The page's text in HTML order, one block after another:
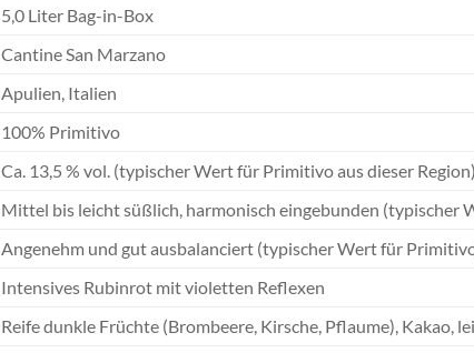
5,0 Liter Bag-in-Box
Cantine San Marzano
Apulien, Italien
100% Primitivo
Ca. 13,5 % vol. (typischer Wert für Primitivo aus dieser Region)
Mittel bis leicht süßlich, harmonisch eingebunden (typischer
Angenehm und gut ausbalanciert (typischer Wert für
Intensives Rubinrot mit violetten Reflexen
Reife dunkle Früchte (Brombeere, Kirsche, Pflaume), Kakao,